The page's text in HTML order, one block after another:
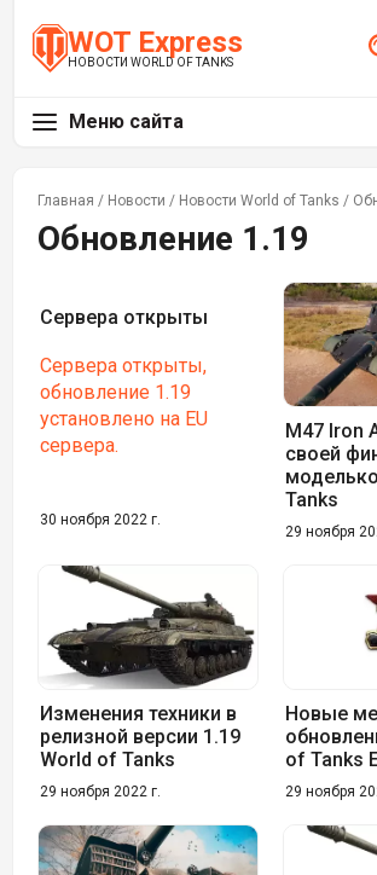
WOT Express
НОВОСТИ WORLD OF TANKS
Меню сайта
Главная / Новости / Новости World of Tanks /
Обновление 1.19
Сервера открыты
Сервера открыты,
обновление 1.19
установлено на EU
сервера.
30 ноября 2022 г.
M47 Iron
своей
Tanks
29 ноября
Изменения техники в
релизной версии 1.19
World of Tanks
29 ноября 2022 г.
Новые
of Tanks
29 ноября